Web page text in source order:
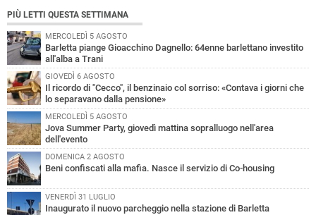
PIÙ LETTI QUESTA SETTIMANA
MERCOLEDÌ 5 AGOSTO
Barletta piange Gioacchino Dagnello: 64enne barlettano investito
all'alba a Trani
GIOVEDÌ 6 AGOSTO
Il ricordo di "Cecco", il benzinaio col sorriso: «Contava i giorni che
lo separavano dalla pensione»
MERCOLEDÌ 5 AGOSTO
Jova Summer Party, giovedì mattina sopralluogo nell'area
dell'evento
DOMENICA 2 AGOSTO
Beni confiscati alla mafia. Nasce il servizio di Co-housing
VENERDÌ 31 LUGLIO
Inaugurato il nuovo parcheggio nella stazione di Barletta